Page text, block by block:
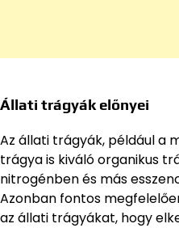
Állati trágyák előnyei
Az állati trágyák, például a
trágya is kiváló organikus
nitrogénben és más
Azonban fontos
az állati trágyákat, hogy